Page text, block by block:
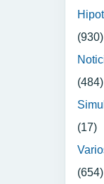
(930)
(484)
(17)
(654)